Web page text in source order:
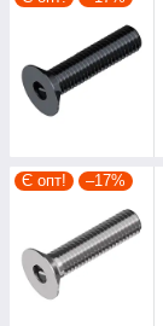
Є опт! –17%